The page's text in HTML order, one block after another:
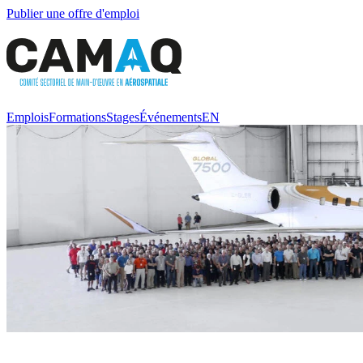
Publier une offre d'emploi
EmploisFormationsStagesÉvénementsEN